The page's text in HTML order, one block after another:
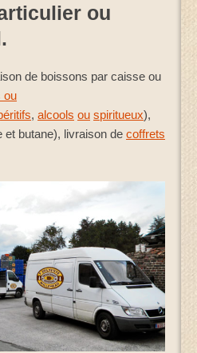
ou
de boissons par caisse ou
ou
, alcools ou spiritueux),
et butane), livraison de coffrets